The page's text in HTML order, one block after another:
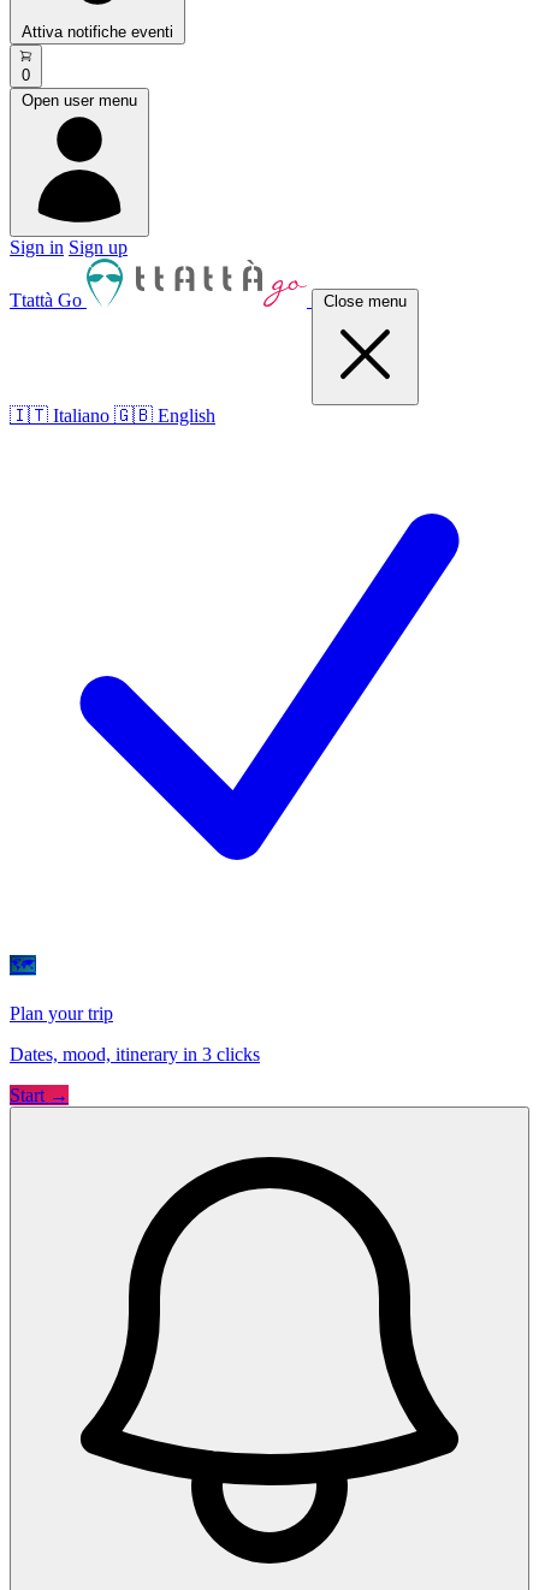
Attiva notifiche eventi
0
Open user menu
Sign in Sign up
Ttattà Go Close menu
🇮🇹 Italiano 🇬🇧 English
🗺
Plan your trip
Dates, mood, itinerary in 3 clicks
Start →